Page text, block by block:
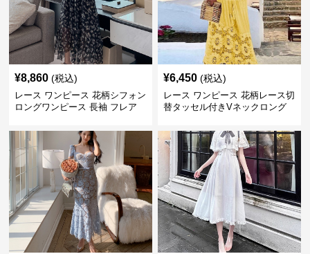
¥8,860 (税込)
レース ワンピース 花柄シフォン
ロングワンピース 長袖 フレア
¥6,450 (税込)
レース ワンピース 花柄レース切
替タッセル付きVネックロング